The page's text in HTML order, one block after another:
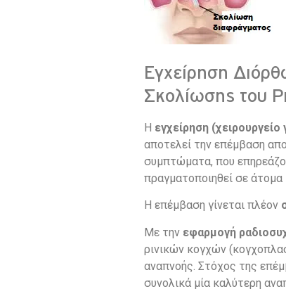
Εγχείρηση
Σκολίωσης του
Η εγχείρηση
αποτελεί την επέμβαση
συμπτώματα, που
πραγματοποιηθεί σε άτομα
Η επέμβαση γίνεται πλέον
Με την εφαρμογή
ρινικών κογχών
αναπνοής. Στόχος της
συνολικά μία καλύτερη